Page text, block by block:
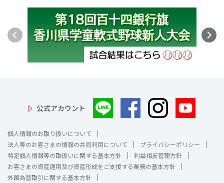
公式アカウント
個人情報のお取り扱いについて
法人等のお客さまの情報の共同利用について
プライバシーポリシー
特定個人情報等の取扱いに関する基本方針
利益相反管理方針
お客さまの資産運用及び資産形成をご支援する業務の基本方針
外国為替取引に関する基本方針